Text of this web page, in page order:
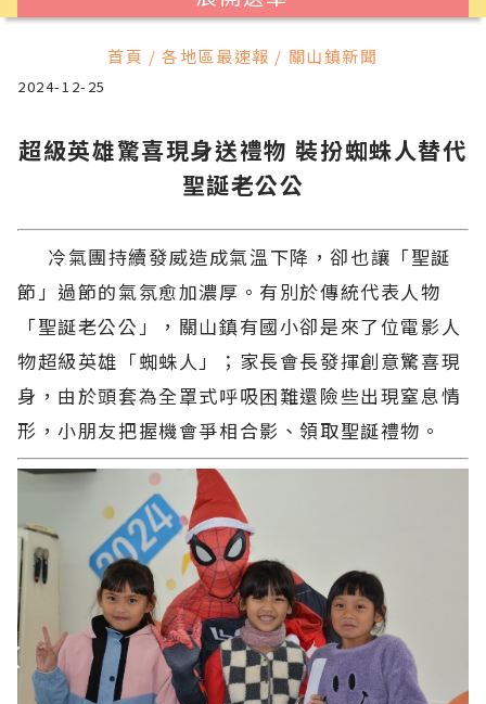
首頁 / 各地區最速報 / 關山鎮新聞
2024-12-25
超級英雄驚喜現身送禮物 裝扮蜘蛛人替代
聖誕老公公
冷氣團持續發威造成氣溫下降，卻也讓「聖誕
節」過節的氣氛愈加濃厚。有別於傳統代表人物
「聖誕老公公」，關山鎮有國小卻是來了位電影人
物超級英雄「蜘蛛人」；家長會長發揮創意驚喜現
身，由於頭套為全罩式呼吸困難還險些出現窒息情
形，小朋友把握機會爭相合影、領取聖誕禮物。